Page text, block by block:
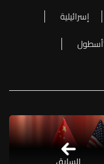
إسرائيلية